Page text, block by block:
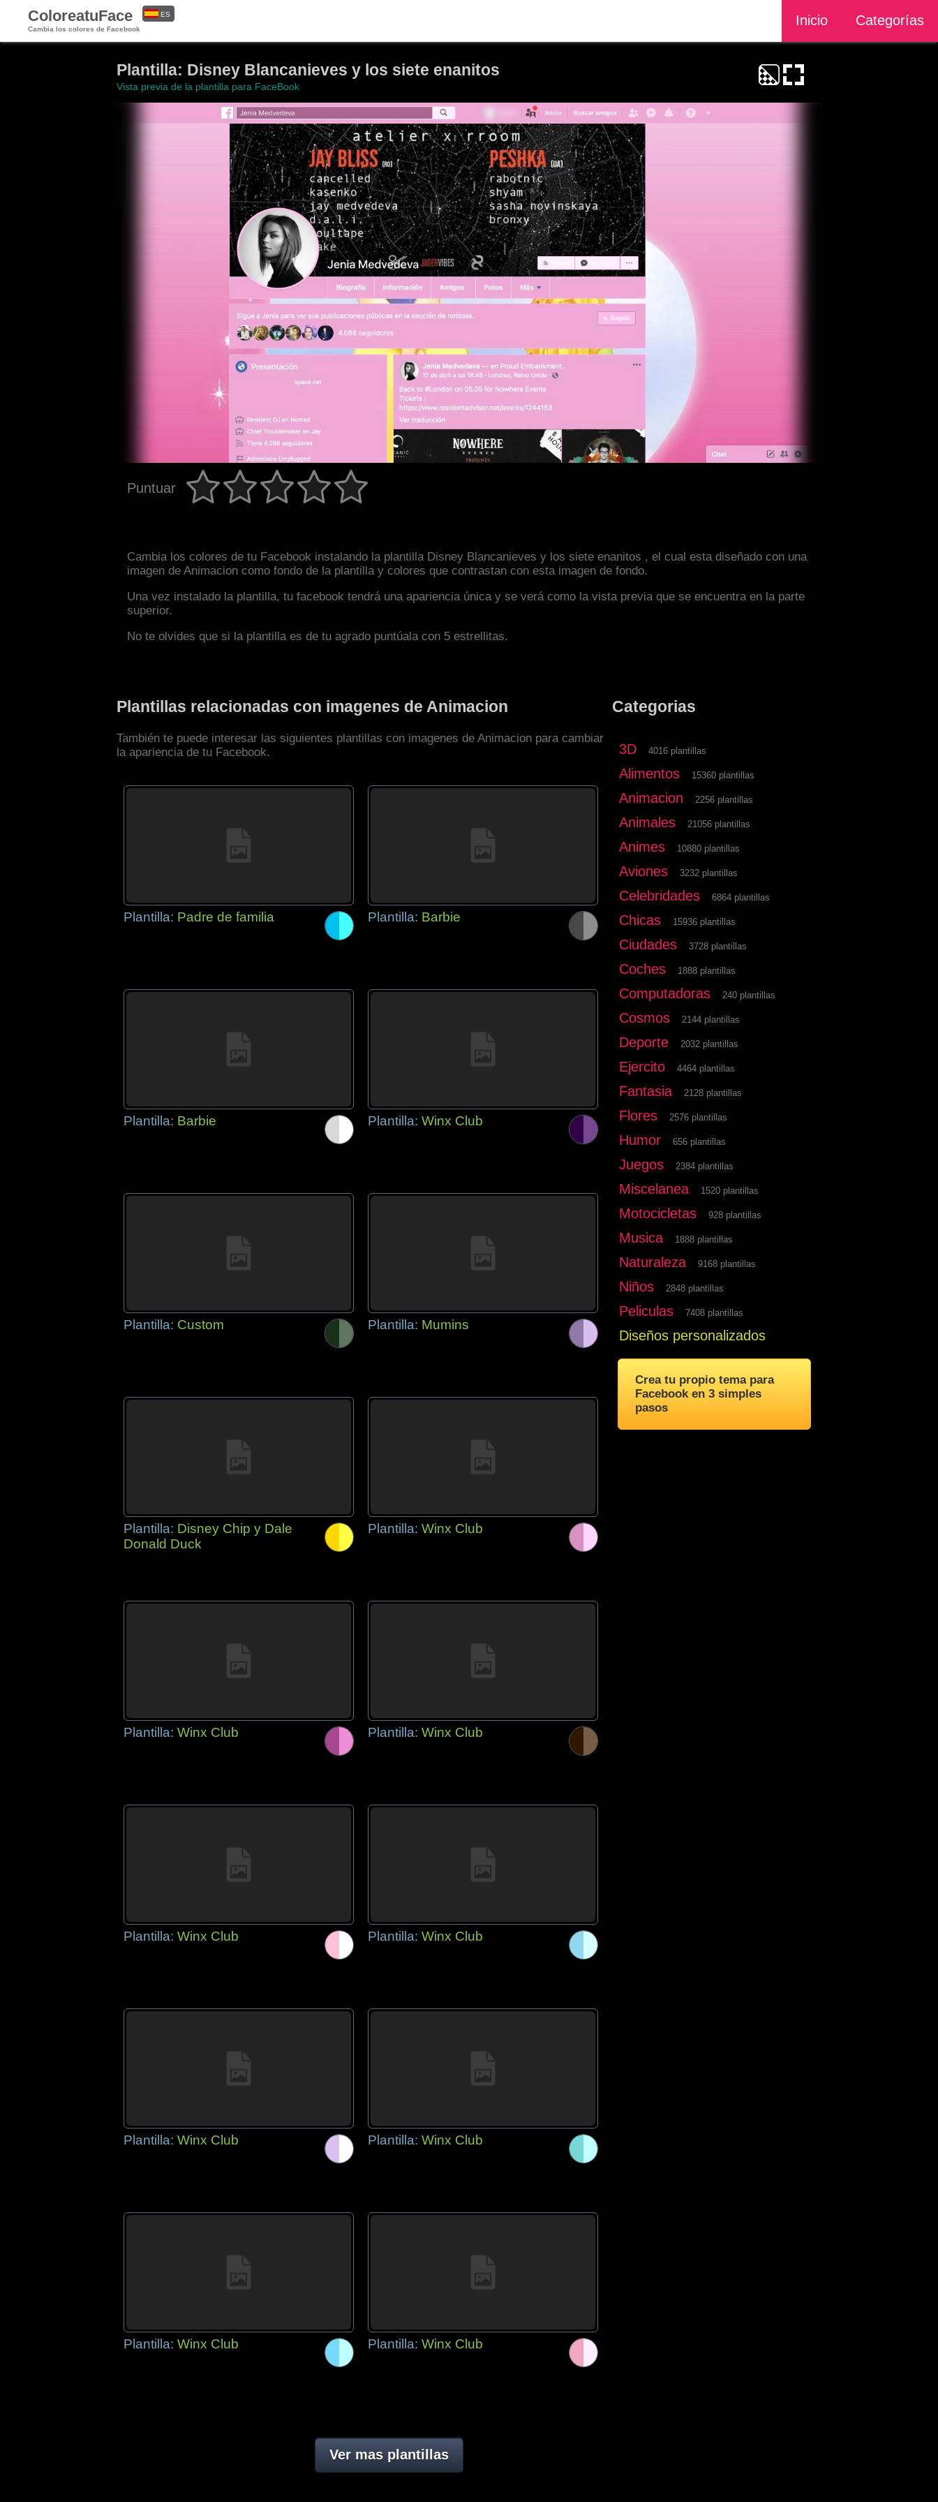
ColoreatuFace
Cambia los colores de Facebook
Inicio Categorías
ES
Plantilla: Disney Blancanieves y los siete enanitos
Vista previa de la plantilla para FaceBook
Puntuar
Cambia los colores de tu Facebook instalando la plantilla Disney Blancanieves y los siete enanitos , el cual esta diseñado con una
imagen de Animacion como fondo de la plantilla y colores que contrastan con esta imagen de fondo.
Una vez instalado la plantilla, tu facebook tendrá una apariencia única y se verá como la vista previa que se encuentra en la parte
superior.
No te olvides que si la plantilla es de tu agrado puntúala con 5 estrellitas.
Plantillas relacionadas con imagenes de Animacion
También te puede interesar las siguientes plantillas con imagenes de Animacion para cambiar
la apariencia de tu Facebook.
Plantilla: Padre de familia Plantilla: Barbie
Plantilla: Barbie Plantilla: Winx Club
Plantilla: Custom Plantilla: Mumins
Plantilla: Disney Chip y Dale
Donald Duck
Plantilla: Winx Club
Plantilla: Winx Club Plantilla: Winx Club
Plantilla: Winx Club Plantilla: Winx Club
Plantilla: Winx Club Plantilla: Winx Club
Plantilla: Winx Club Plantilla: Winx Club
Ver mas plantillas
Categorias
3D 4016 plantillas
Alimentos 15360 plantillas
Animacion 2256 plantillas
Animales 21056 plantillas
Animes 10880 plantillas
Aviones 3232 plantillas
Celebridades 6864 plantillas
Chicas 15936 plantillas
Ciudades 3728 plantillas
Coches 1888 plantillas
Computadoras 240 plantillas
Cosmos 2144 plantillas
Deporte 2032 plantillas
Ejercito 4464 plantillas
Fantasia 2128 plantillas
Flores 2576 plantillas
Humor 656 plantillas
Juegos 2384 plantillas
Miscelanea 1520 plantillas
Motocicletas 928 plantillas
Musica 1888 plantillas
Naturaleza 9168 plantillas
Niños 2848 plantillas
Peliculas 7408 plantillas
Diseños personalizados
Crea tu propio tema para
Facebook en 3 simples
pasos